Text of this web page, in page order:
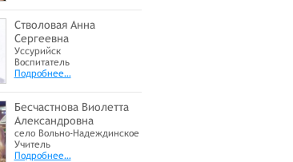
Стволовая Анна
Сергеевна
Уссурийск
Воспитатель
Подробнее…
Бесчастнова Виолетта
Александровна
село Вольно-Надеждинское
Учитель
Подробнее…